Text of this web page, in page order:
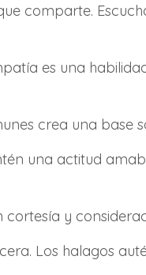
comparte.
es una
crea una base
una actitud
y
Los halagos